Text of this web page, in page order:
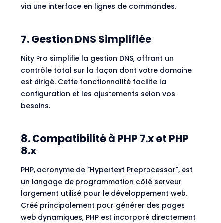
via une interface en lignes de commandes.
7. Gestion DNS Simplifiée
Nity Pro simplifie la gestion DNS, offrant un
contrôle total sur la façon dont votre domaine
est dirigé. Cette fonctionnalité facilite la
configuration et les ajustements selon vos
besoins.
8. Compatibilité à PHP 7.x et PHP
8.x
PHP, acronyme de "Hypertext Preprocessor", est
un langage de programmation côté serveur
largement utilisé pour le développement web.
Créé principalement pour générer des pages
web dynamiques, PHP est incorporé directement